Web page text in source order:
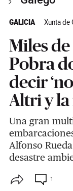
GALICIA Xunta de
Miles
Pobra
decir
Altri y
Una gran
Alfonso
desastre
1